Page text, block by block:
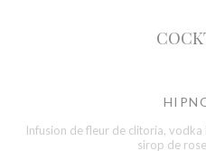
Infusion de fleur de clitoria,
sirop de